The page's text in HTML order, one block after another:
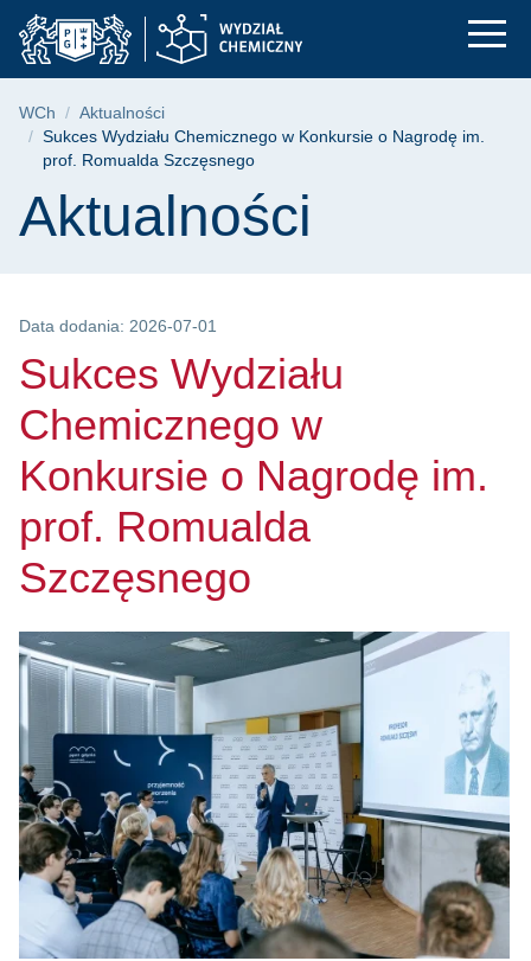
Przejdź
do
menu
Przejdź
do
wyszukiwarki
Przejdź
do
treści
Sukces Wydziału
Ścieżka nawigacyjna
WCh
Aktualności
Sukces Wydziału Chemicznego w Konkursie o Nagrodę im.
prof. Romualda Szczęsnego
Treść strony
Aktualności
Data dodania: 2026-07-01
Sukces Wydziału
Chemicznego w
Konkursie o Nagrodę im.
prof. Romualda
Szczęsnego